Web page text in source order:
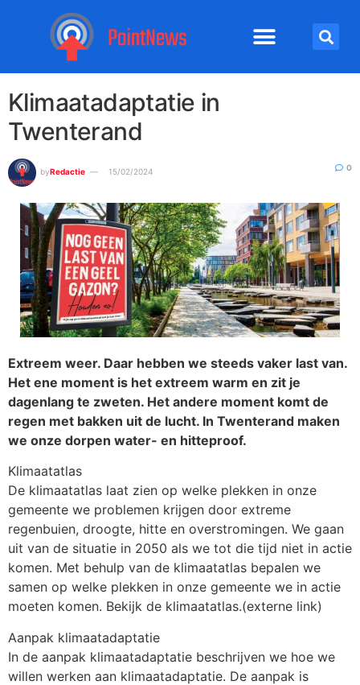
Klimaatadaptatie in
Twenterand
byRedactie 15/02/2024 0
Extreem weer. Daar hebben we steeds vaker last van.
Het ene moment is het extreem warm en zit je
dagenlang te zweten. Het andere moment komt de
regen met bakken uit de lucht. In Twenterand maken
we onze dorpen water- en hitteproof.
Klimaatatlas
De klimaatatlas laat zien op welke plekken in onze
gemeente we problemen krijgen door extreme
regenbuien, droogte, hitte en overstromingen. We gaan
uit van de situatie in 2050 als we tot die tijd niet in actie
komen. Met behulp van de klimaatatlas bepalen we
samen op welke plekken in onze gemeente we in actie
moeten komen. Bekijk de klimaatatlas.(externe link)
Aanpak klimaatadaptatie
In de aanpak klimaatadaptatie beschrijven we hoe we
willen werken aan klimaatadaptatie. De aanpak is